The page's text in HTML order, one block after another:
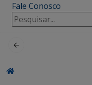
Fale Conosco
Pesquisar
por: